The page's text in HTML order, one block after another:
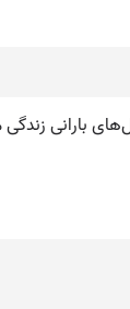
بارانی